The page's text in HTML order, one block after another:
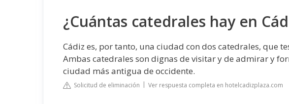
¿Cuántas catedrales hay en
Cádiz es, por tanto, una ciudad con dos catedrales, que
Ambas catedrales son dignas de visitar y de admirar y
ciudad más antigua de occidente.
Solicitud de eliminación Ver respuesta completa en hotelcadizplaza.com